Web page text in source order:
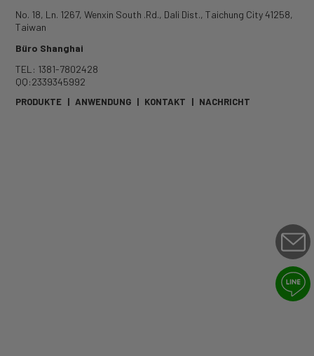
No. 18, Ln. 1267, Wenxin South .Rd., Dali Dist.,Taichung City41258,
Taiwan
Büro Shanghai
TEL: 1381-7802428
QQ:2339345992
PRODUKTE | ANWENDUNG | KONTAKT | NACHRICHT